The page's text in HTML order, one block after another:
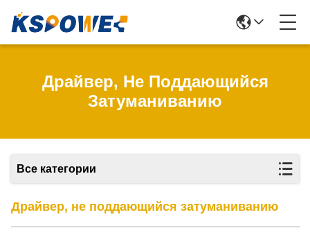
Драйвер, Не Поддающийся
Затуманиванию
Все категории
Драйвер, не поддающийся затуманиванию